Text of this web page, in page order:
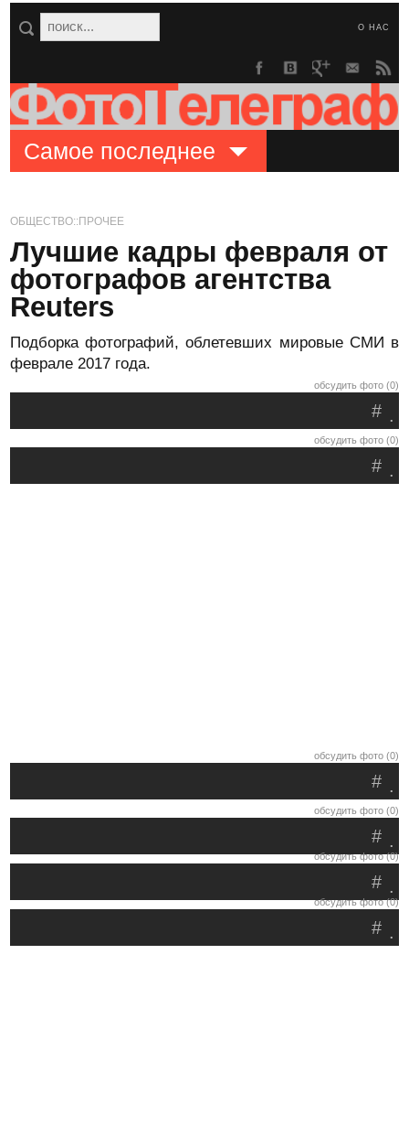
О НАС
Самое последнее
ОБЩЕСТВО::ПРОЧЕЕ
Лучшие кадры февраля от
фотографов агентства
Reuters
Подборка фотографий, облетевших мировые СМИ в
феврале 2017 года.
обсудить фото (0)
.
#
обсудить фото (0)
.
#
обсудить фото (0)
.
#
обсудить фото (0)
.
#
обсудить фото (0)
.
#
обсудить фото (0)
.
#